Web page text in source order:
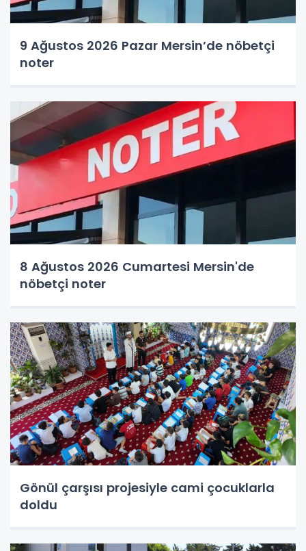
9 Ağustos 2026 Pazar Mersin’de nöbetçi
noter
8 Ağustos 2026 Cumartesi Mersin'de
nöbetçi noter
Gönül çarşısı projesiyle cami çocuklarla
doldu